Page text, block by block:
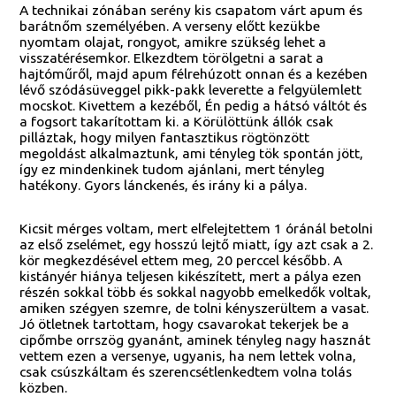
A technikai zónában serény kis csapatom várt apum és
barátnőm személyében. A verseny előtt kezükbe
nyomtam olajat, rongyot, amikre szükség lehet a
visszatérésemkor. Elkezdtem törölgetni a sarat a
hajtóműről, majd apum félrehúzott onnan és a kezében
lévő szódásüveggel pikk-pakk leverette a felgyülemlett
mocskot. Kivettem a kezéből, Én pedig a hátsó váltót és
a fogsort takarítottam ki. a Körülöttünk állók csak
pilláztak, hogy milyen fantasztikus rögtönzött
megoldást alkalmaztunk, ami tényleg tök spontán jött,
így ez mindenkinek tudom ajánlani, mert tényleg
hatékony. Gyors lánckenés, és irány ki a pálya.
Kicsit mérges voltam, mert elfelejtettem 1 óránál betolni
az első zselémet, egy hosszú lejtő miatt, így azt csak a 2.
kör megkezdésével ettem meg, 20 perccel később. A
kistányér hiánya teljesen kikészített, mert a pálya ezen
részén sokkal több és sokkal nagyobb emelkedők voltak,
amiken szégyen szemre, de tolni kényszerültem a vasat.
Jó ötletnek tartottam, hogy csavarokat tekerjek be a
cipőmbe orrszög gyanánt, aminek tényleg nagy hasznát
vettem ezen a versenye, ugyanis, ha nem lettek volna,
csak csúszkáltam és szerencsétlenkedtem volna tolás
közben.